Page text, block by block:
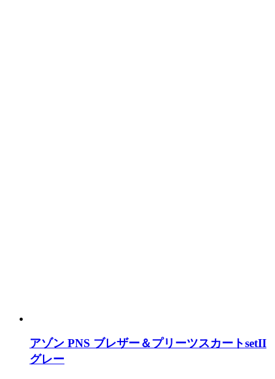
アゾン PNS ブレザー＆プリーツスカートsetII
グレー